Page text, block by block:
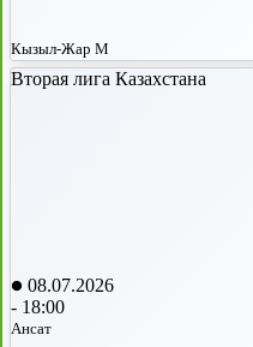
Кызыл-Жар М
Вторая лига Казахстана
08.07.2026
- 18:00
Ансат